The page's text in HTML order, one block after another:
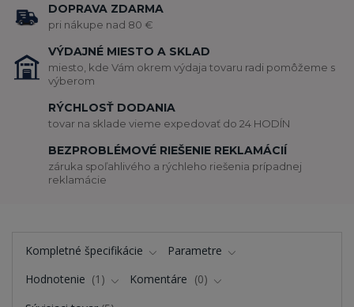
DOPRAVA ZDARMA
pri nákupe nad 80 €
VÝDAJNÉ MIESTO A SKLAD
miesto, kde Vám okrem výdaja tovaru radi pomôžeme s
výberom
RÝCHLOSŤ DODANIA
tovar na sklade vieme expedovať do 24 HODÍN
BEZPROBLÉMOVÉ RIEŠENIE REKLAMÁCIÍ
záruka spoľahlivého a rýchleho riešenia prípadnej
reklamácie
Kompletné špecifikácie
Parametre
Hodnotenie
1 Komentáre
0